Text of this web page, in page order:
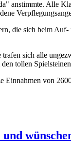
anstimmte. Alle
die sich beim
trafen sich alle
tollen
Einnahmen von